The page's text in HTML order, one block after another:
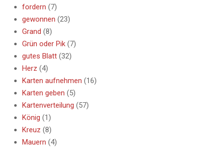
fordern (7)
gewonnen (23)
Grand (8)
Grün oder Pik (7)
gutes Blatt (32)
Herz (4)
Karten aufnehmen (16)
Karten geben (5)
Kartenverteilung (57)
König (1)
Kreuz (8)
Mauern (4)